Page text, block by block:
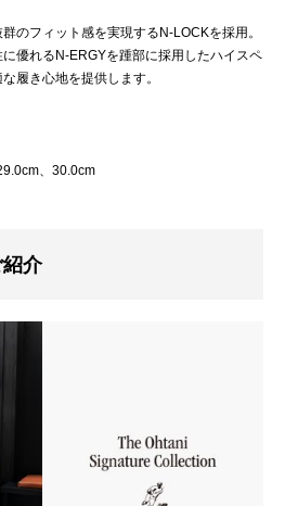
のフィット感を実現するN-LOCKを採用。
優れるN-ERGYを踵部に採用したハイスペ
履き心地を提供します。
、30.0cm
介